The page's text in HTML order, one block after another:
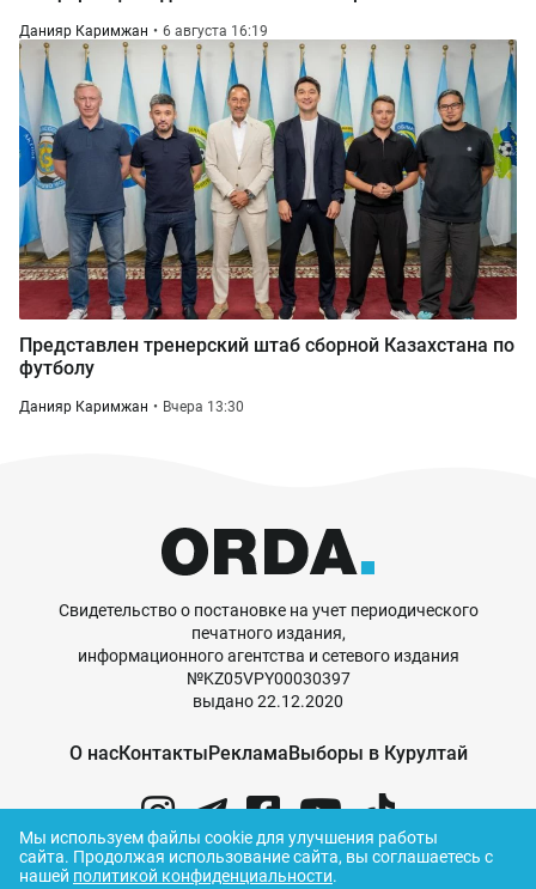
Данияр Каримжан 6 августа 16:19
Представлен тренерский штаб сборной Казахстана по
футболу
Данияр Каримжан Вчера 13:30
Свидетельство о постановке на учет периодического
печатного издания,
информационного агентства и сетевого издания
№KZ05VPY00030397
выдано 22.12.2020
О насКонтактыРекламаВыборы в Курултай
Мы используем файлы cookie для улучшения работы
сайта. Продолжая использование сайта, вы соглашаетесь с
нашей политикой конфиденциальности.